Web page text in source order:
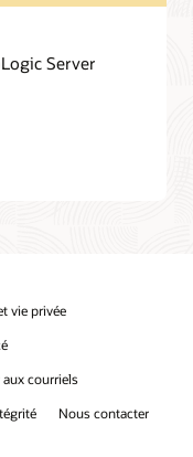
Server
vie privée
aux courriels
Nous contacter